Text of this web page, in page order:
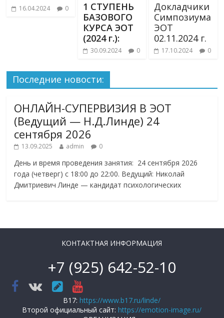
16.04.2024 0
1 СТУПЕНЬ
БАЗОВОГО
КУРСА ЭОТ
(2024 г.):
30.09.2024 0
Докладчики
Симпозиума
ЭОТ
02.11.2024 г.
17.10.2024 0
Последние новости:
ОНЛАЙН-СУПЕРВИЗИЯ В ЭОТ
(Ведущий — Н.Д.Линде) 24
сентября 2026
13.09.2025 admin 0
День и время проведения занятия: 24 сентября 2026
года (четверг) с 18:00 до 22:00. Ведущий: Николай
Дмитриевич Линде — кандидат психологических
КОНТАКТНАЯ ИНФОРМАЦИЯ
+7 (925) 642-52-10
B17:https://www.b17.ru/linde/
Второй официальный сайт:https://emotion-image.ru/